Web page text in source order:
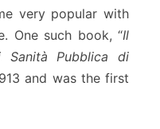
very popular with
One such book, “Il
Pubblica di
and was the first